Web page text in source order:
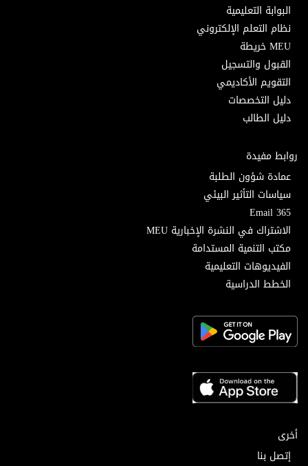
البوابة التعليمية
نظام التعلم الإلكتروني
MEU خريطة
القبول والتسجيل
التقويم الأكاديمي
دليل التخصصات
دليل الطالب
روابط مفيدة
عمادة شؤون الطلبة
سياسات التأثير البيئي
Email 365
الاشتراك في النشرة الإخبارية MEU
مكتب التنمية المستدامة
الفيديوهات التعليمية
الخطط الدراسية
أخرى
إتصل بنا